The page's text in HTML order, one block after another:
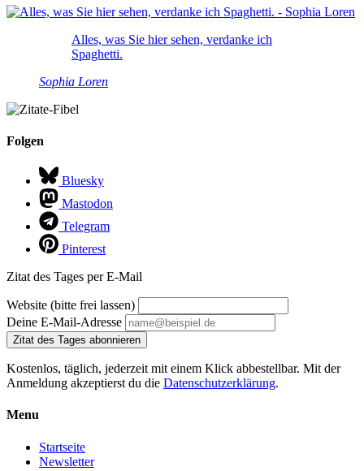
Alles, was Sie hier sehen, verdanke ich
Spaghetti.
Sophia Loren
Folgen
Bluesky
Mastodon
Telegram
Pinterest
Zitat des Tages per E-Mail
Website (bitte frei lassen)
Deine E-Mail-Adresse
Zitat des Tages abonnieren
Kostenlos, täglich, jederzeit mit einem Klick abbestellbar. Mit der
Anmeldung akzeptierst du die Datenschutzerklärung.
Menu
Startseite
Newsletter